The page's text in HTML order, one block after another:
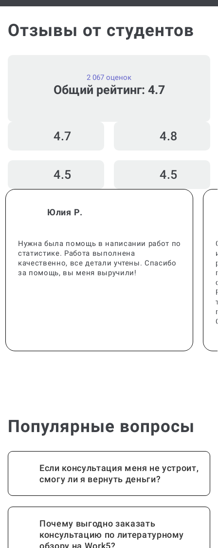
Отзывы от студентов
Общий рейтинг: 4.7
2 067 оценок
4.7 4.8
4.5 4.5
Юлия Р.
Нужна была помощь в написании работ по
статистике. Работа выполнена
качественно, все детали учтены. Спасибо
за помощь, вы меня выручили!
Популярные вопросы
Если консультация меня не устроит,
смогу ли я вернуть деньги?
Почему выгодно заказать
консультацию по литературному
обзору на Work5?